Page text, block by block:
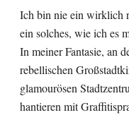
Ich bin nie ein wirklich
ein solches, wie ich es
In meiner Fantasie, an
rebellischen
glamourösen
hantieren mit